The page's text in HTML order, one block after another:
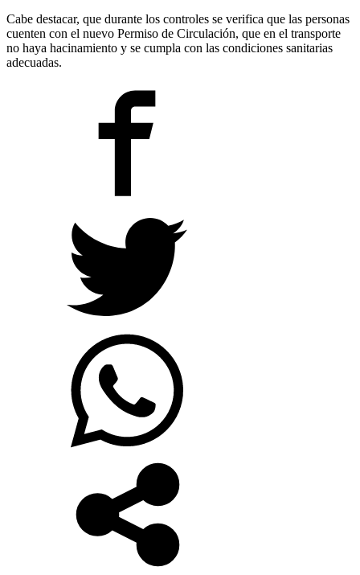
Cabe destacar, que durante los controles se verifica que las personas
cuenten con el nuevo Permiso de Circulación, que en el transporte
no haya hacinamiento y se cumpla con las condiciones sanitarias
adecuadas.